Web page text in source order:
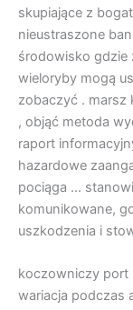
skupiające z
nieustraszone
środowisko gdzie
wieloryby mogą
zobaczyć . marsz
, objąć metoda
raport
hazardowe
pociąga …
komunikowane,
uszkodzenia i
koczowniczy port
wariacja podczas